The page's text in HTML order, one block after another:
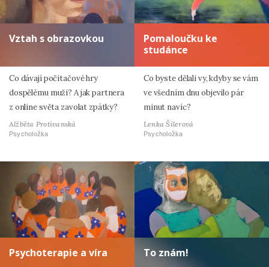
Vztah s obrazovkou
Co dávají počítačové hry
dospělému muži? A jak partnera
z online světa zavolat zpátky?
Alžběta Protivanská
Psycholožka
Pomaloučku ke
studánce
Co byste dělali vy, kdyby se vám
ve všedním dnu objevilo pár
minut navíc?
Lenka Šilerová
Psycholožka
Psychoterapie a víra To znám!